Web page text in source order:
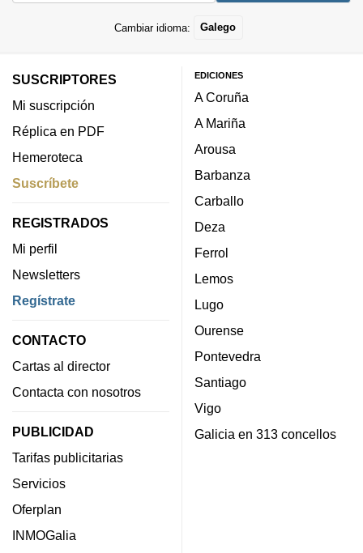
Cambiar idioma: Galego
SUSCRIPTORES
Mi suscripción
Réplica en PDF
Hemeroteca
Suscríbete
REGISTRADOS
Mi perfil
Newsletters
Regístrate
CONTACTO
Cartas al director
Contacta con nosotros
PUBLICIDAD
Tarifas publicitarias
Servicios
Oferplan
INMOGalia
EDICIONES
A Coruña
A Mariña
Arousa
Barbanza
Carballo
Deza
Ferrol
Lemos
Lugo
Ourense
Pontevedra
Santiago
Vigo
Galicia en 313 concellos